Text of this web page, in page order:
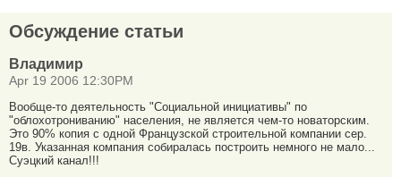
Обсуждение статьи
Владимир
Apr 19 2006 12:30PM
Вообще-то деятельность "Социальной инициативы" по
"облохотрониванию" населения, не является чем-то новаторским.
Это 90% копия с одной Французской строительной компании сер.
19в. Указанная компания собиралась построить немного не мало...
Суэцкий канал!!!